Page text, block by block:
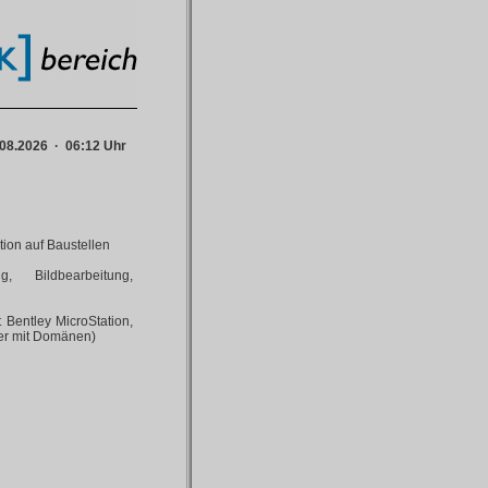
· 06:12 Uhr
auf Baustellen
Bildbearbeitung,
MicroStation,
mit Domänen)